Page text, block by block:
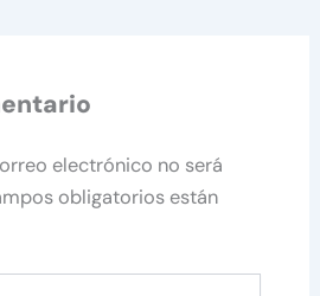
electrónico no será
obligatorios están